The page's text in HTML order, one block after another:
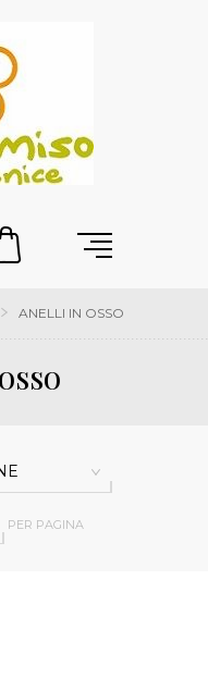
ANELLI IN OSSO
PER PAGINA